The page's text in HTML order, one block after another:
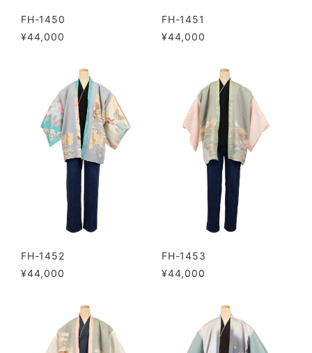
FH-1450
¥44,000
FH-1451
¥44,000
FH-1452
¥44,000
FH-1453
¥44,000